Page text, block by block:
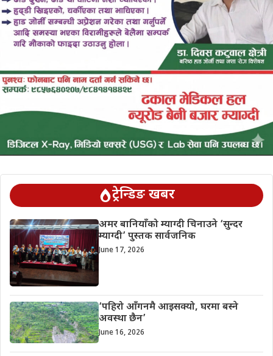
ट्रेन्डिङ खबर
अमर बानियाँको म्याग्दी चिनाउने ‘सुन्दर
म्याग्दी’ पुस्तक सार्वजनिक
June 17, 2026
‘पहिरो आँगनमै आइसक्यो, घरमा बस्ने
अवस्था छैन’
June 16, 2026